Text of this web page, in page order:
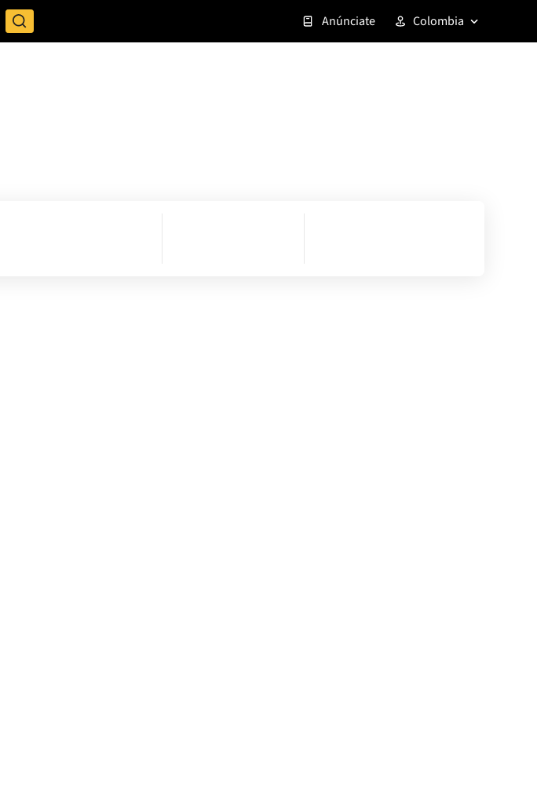
Anúnciate Colombia